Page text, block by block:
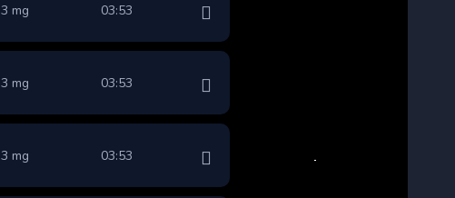
3 mg 03:53
3 mg 03:53
3 mg 03:53